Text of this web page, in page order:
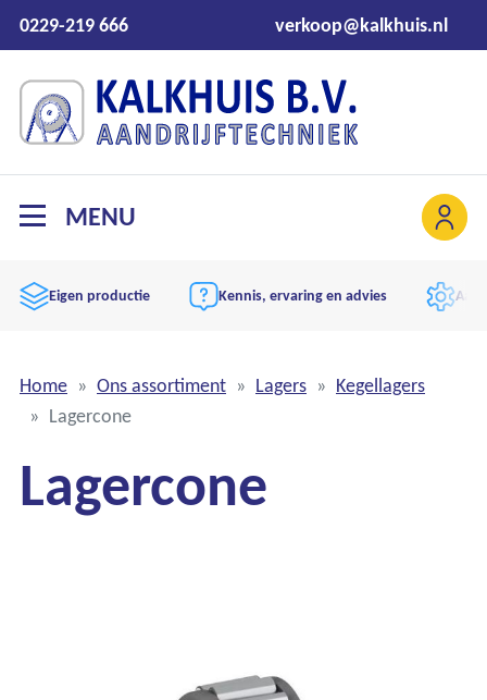
0229-219 666 verkoop@kalkhuis.nl
MENU
Eigen productie Kennis, ervaring en advies
Home Ons assortiment Lagers
Kegellagers
Lagercone
Lagercone